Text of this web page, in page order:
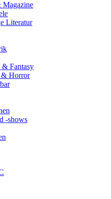
Magazine
Literatur
Fantasy
Horror
-shows